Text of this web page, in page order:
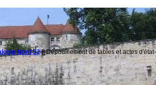
Nord 52||Dépouillement de tables et actes